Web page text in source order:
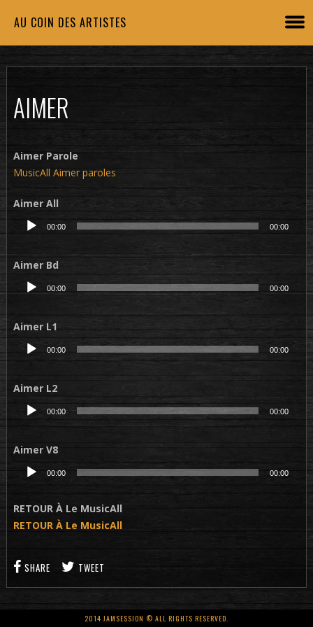
AU COIN DES ARTISTES
AIMER
Aimer Parole
MusicAll Aimer paroles
Aimer All
Lecteur
00:00 00:00
Aimer Bd
Lecteur
00:00 00:00
Aimer L1
Lecteur
00:00 00:00
Aimer L2
Lecteur
00:00 00:00
Aimer V8
Lecteur
00:00 00:00
RETOUR À Le MusicAll
RETOUR À Le MusicAll
SHARE TWEET
2014 JAMSESSION © ALL RIGHTS RESERVED.